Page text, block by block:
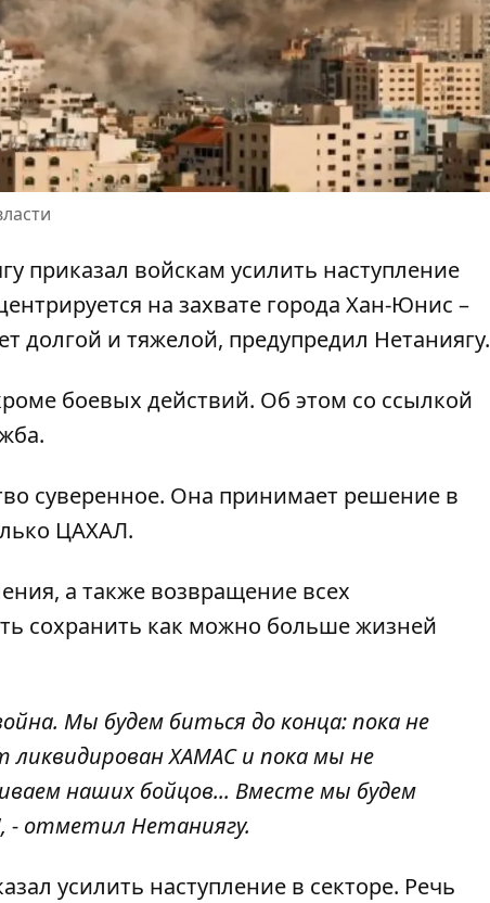
приказал войскам усилить наступление
на захвате города Хан-Юнис –
долгой и тяжелой, предупредил Нетаниягу.
боевых действий. Об этом со ссылкой
суверенное. Она принимает решение в
ЦАХАЛ.
а также возвращение всех
сохранить как можно больше жизней
Мы будем биться до конца: пока не
ликвидирован ХАМАС и пока мы не
наших бойцов... Вместе мы будем
- отметил Нетаниягу.
усилить наступление в секторе. Речь